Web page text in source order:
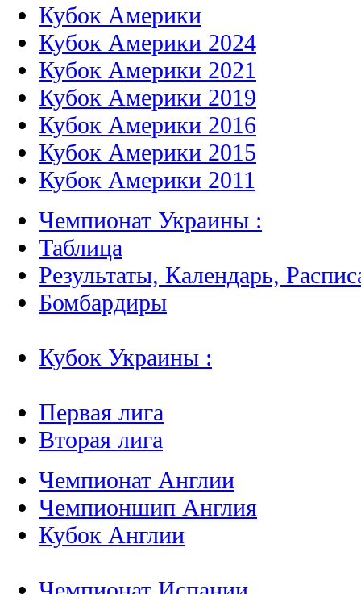
Кубок Америки
Кубок Америки 2024
Кубок Америки 2021
Кубок Америки 2019
Кубок Америки 2016
Кубок Америки 2015
Кубок Америки 2011
Чемпионат Украины :
Таблица
Результаты, Календарь,
Бомбардиры
Кубок Украины :
Первая лига
Вторая лига
Чемпионат Англии
Чемпионшип Англия
Кубок Англии